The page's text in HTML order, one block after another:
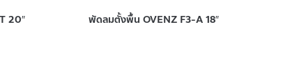
20″ พัดลมตั้งพื้น OVENZ F3-A 18″